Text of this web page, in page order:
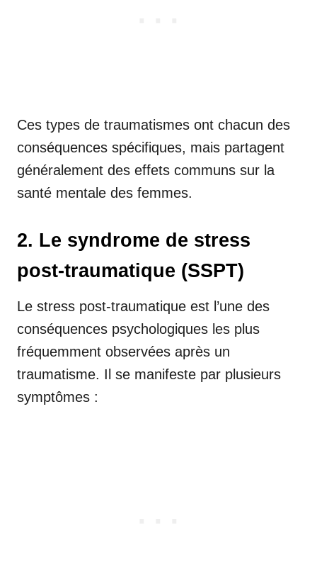
Ces types de traumatismes ont chacun des
conséquences spécifiques, mais partagent
généralement des effets communs sur la
santé mentale des femmes.
2. Le syndrome de stress
post-traumatique (SSPT)
Le stress post-traumatique est l’une des
conséquences psychologiques les plus
fréquemment observées après un
traumatisme. Il se manifeste par plusieurs
symptômes :